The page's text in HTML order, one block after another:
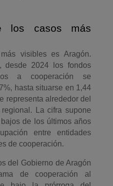
los casos más
visibles es Aragón.
desde 2024 los fondos
a cooperación se
hasta situarse en 1,44
representa alrededor del
La cifra supone
de los últimos años
entre entidades
de cooperación.
del Gobierno de Aragón
de cooperación al